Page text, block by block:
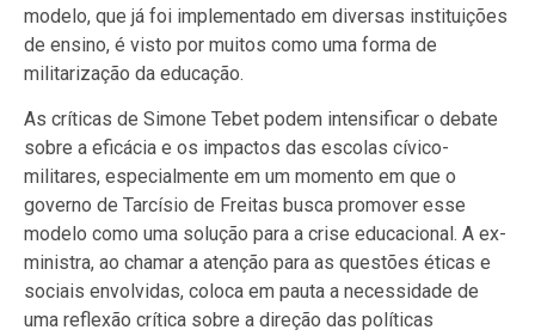
modelo, que já foi implementado em diversas instituições
de ensino, é visto por muitos como uma forma de
militarização da educação.
As críticas de Simone Tebet podem intensificar o debate
sobre a eficácia e os impactos das escolas cívico-
militares, especialmente em um momento em que o
governo de Tarcísio de Freitas busca promover esse
modelo como uma solução para a crise educacional. A ex-
ministra, ao chamar a atenção para as questões éticas e
sociais envolvidas, coloca em pauta a necessidade de
uma reflexão crítica sobre a direção das políticas